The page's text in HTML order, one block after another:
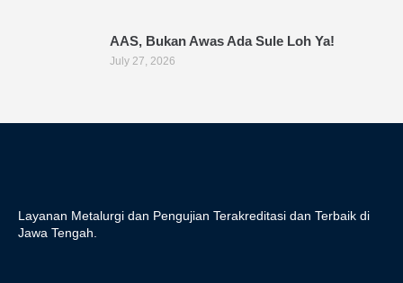
AAS, Bukan Awas Ada Sule Loh Ya!
July 27, 2026
Layanan Metalurgi dan Pengujian Terakreditasi dan Terbaik di
Jawa Tengah.